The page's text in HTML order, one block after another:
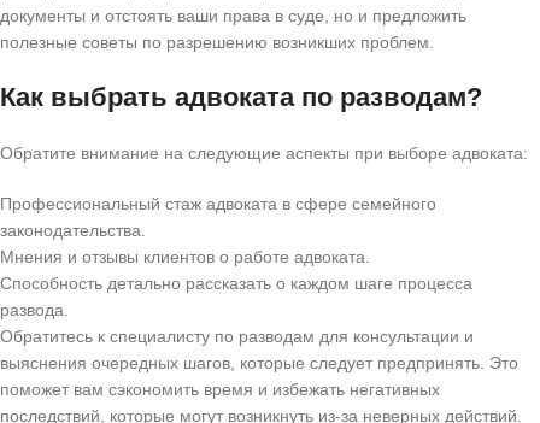
документы и отстоять ваши права в суде, но и предложить
полезные советы по разрешению возникших проблем.
Как выбрать адвоката по разводам?
Обратите внимание на следующие аспекты при выборе адвоката:
Профессиональный стаж адвоката в сфере семейного
законодательства.
Мнения и отзывы клиентов о работе адвоката.
Способность детально рассказать о каждом шаге процесса
развода.
Обратитесь к специалисту по разводам для консультации и
выяснения очередных шагов, которые следует предпринять. Это
поможет вам сэкономить время и избежать негативных
последствий, которые могут возникнуть из-за неверных действий.